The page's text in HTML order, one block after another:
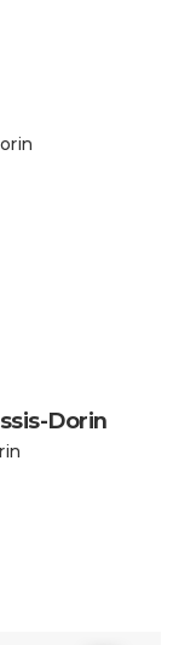
Dorin